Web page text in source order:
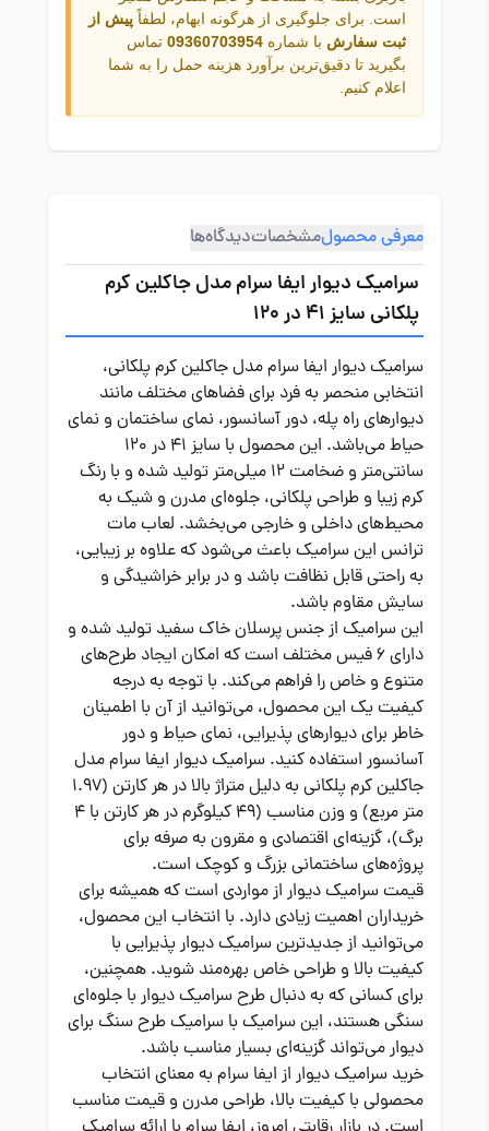
است. برای جلوگیری از هرگونه ابهام، لطفاً پیش از
ثبت سفارش با شماره 09360703954 تماس
بگیرید تا دقیق‌ترین برآورد هزینه حمل را به شما
اعلام کنیم.
معرفی محصولمشخصاتدیدگاه‌ها
سرامیک دیوار ایفا سرام مدل جاکلین کرم
پلکانی سایز 41 در 120
سرامیک دیوار ایفا سرام مدل جاکلین کرم پلکانی،
انتخابی منحصر به فرد برای فضاهای مختلف مانند
دیوارهای راه پله، دور آسانسور، نمای ساختمان و نمای
حیاط می‌باشد. این محصول با سایز 41 در 120
سانتی‌متر و ضخامت 12 میلی‌متر تولید شده و با رنگ
کرم زیبا و طراحی پلکانی، جلوه‌ای مدرن و شیک به
محیط‌های داخلی و خارجی می‌بخشد. لعاب مات
ترانس این سرامیک باعث می‌شود که علاوه بر زیبایی،
به راحتی قابل نظافت باشد و در برابر خراشیدگی و
سایش مقاوم باشد.
این سرامیک از جنس پرسلان خاک سفید تولید شده و
دارای 6 فیس مختلف است که امکان ایجاد طرح‌های
متنوع و خاص را فراهم می‌کند. با توجه به درجه
کیفیت یک این محصول، می‌توانید از آن با اطمینان
خاطر برای دیوارهای پذیرایی، نمای حیاط و دور
آسانسور استفاده کنید. سرامیک دیوار ایفا سرام مدل
جاکلین کرم پلکانی به دلیل متراژ بالا در هر کارتن (1.97
متر مربع) و وزن مناسب (49 کیلوگرم در هر کارتن با 4
برگ)، گزینه‌ای اقتصادی و مقرون به صرفه برای
پروژه‌های ساختمانی بزرگ و کوچک است.
قیمت سرامیک دیوار از مواردی است که همیشه برای
خریداران اهمیت زیادی دارد. با انتخاب این محصول،
می‌توانید از جدیدترین سرامیک دیوار پذیرایی با
کیفیت بالا و طراحی خاص بهره‌مند شوید. همچنین،
برای کسانی که به دنبال طرح سرامیک دیوار با جلوه‌ای
سنگی هستند، این سرامیک با سرامیک طرح سنگ برای
دیوار می‌تواند گزینه‌ای بسیار مناسب باشد.
خرید سرامیک دیوار از ایفا سرام به معنای انتخاب
محصولی با کیفیت بالا، طراحی مدرن و قیمت مناسب